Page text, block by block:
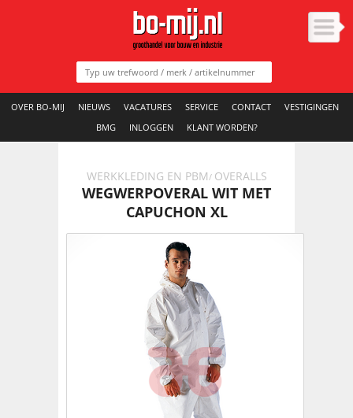
OVER BO-MIJ NIEUWS VACATURES SERVICE CONTACT
VESTIGINGEN
BMG
INLOGGEN KLANT WORDEN?
WERKKLEDING EN PBM/ OVERALLS
WEGWERPOVERAL WIT MET
CAPUCHON XL